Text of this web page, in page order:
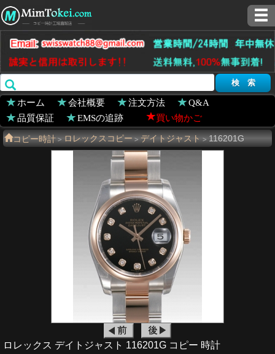
ホーム 会社概要 注文方法
Q&A
品質保証
EMSの追跡 買い物かご
コピー時計 > ロレックスコピー > デイトジャスト > 116201G
ロレックス デイトジャスト 116201G コピー 時計